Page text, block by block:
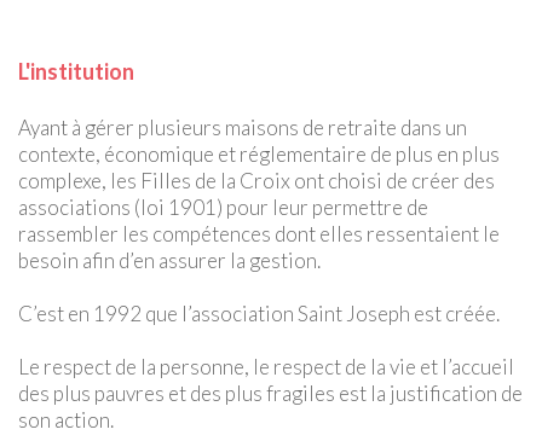
L'institution
Ayant à gérer plusieurs maisons de retraite dans un
contexte, économique et réglementaire de plus en plus
complexe, les Filles de la Croix ont choisi de créer des
associations (loi 1901) pour leur permettre de
rassembler les compétences dont elles ressentaient le
besoin afin d’en assurer la gestion.
C’est en 1992 que l’association Saint Joseph est créée.
Le respect de la personne, le respect de la vie et l’accueil
des plus pauvres et des plus fragiles est la justification de
son action.